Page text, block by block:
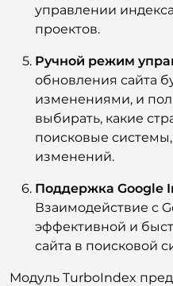
управлении
проектов.
Ручной режим
обновления сайта
изменениями, и
выбирать, какие
поисковые системы,
изменений.
Поддержка Google
Взаимодействие с
эффективной и
сайта в поисковой
Модуль TurboIndex